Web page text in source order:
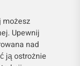
możesz
Upewnij
nad
ją ostrożnie